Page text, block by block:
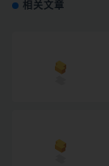
相关文章